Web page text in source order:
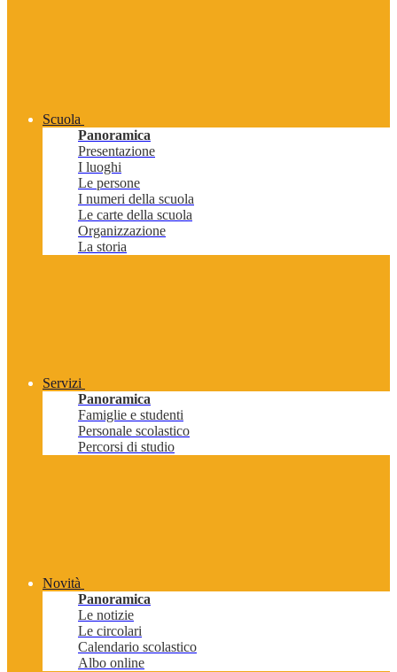
Scuola
Panoramica
Presentazione
I luoghi
Le persone
I numeri della scuola
Le carte della scuola
Organizzazione
La storia
Servizi
Panoramica
Famiglie e studenti
Personale scolastico
Percorsi di studio
Novità
Panoramica
Le notizie
Le circolari
Calendario scolastico
Albo online